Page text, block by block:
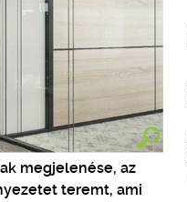
megjelenése, az
teremt, ami